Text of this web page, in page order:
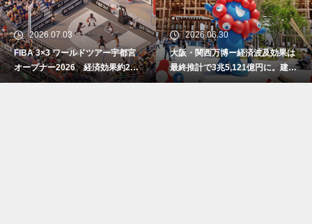
2026.07.03
FIBA 3×3 ワールドツアー宇都宮
オープナー2026 経済効果約2億
7800万円
2026.06.30
大阪・関西万博ー経済波及効果は
最終推計で3兆5,121億円に。建設
費高騰で事前の予測値を大幅上振